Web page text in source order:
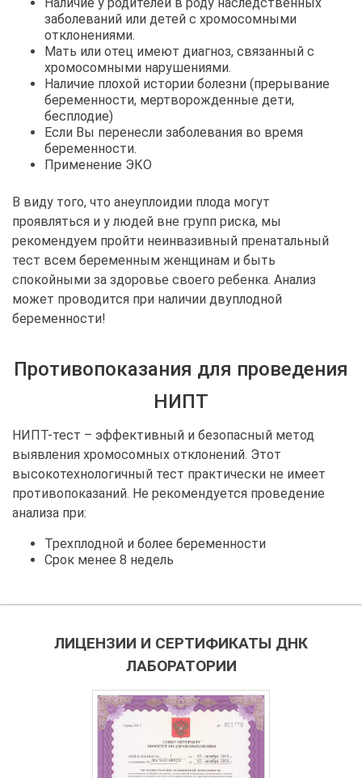
заболеваний или детей с хромосомными
отклонениями.
Мать или отец имеют диагноз, связанный с
хромосомными нарушениями.
Наличие плохой истории болезни (прерывание
беременности, мертворожденные дети,
бесплодие)
Если Вы перенесли заболевания во время
беременности.
Применение ЭКО
В виду того, что анеуплоидии плода могут
проявляться и у людей вне групп риска, мы
рекомендуем пройти неинвазивный пренатальный
тест всем беременным женщинам и быть
спокойными за здоровье своего ребенка. Анализ
может проводится при наличии двуплодной
беременности!
Противопоказания для проведения
НИПТ
НИПТ-тест – эффективный и безопасный метод
выявления хромосомных отклонений. Этот
высокотехнологичный тест практически не имеет
противопоказаний. Не рекомендуется проведение
анализа при:
Трехплодной и более беременности
Срок менее 8 недель
ЛИЦЕНЗИИ И СЕРТИФИКАТЫ ДНК
ЛАБОРАТОРИИ